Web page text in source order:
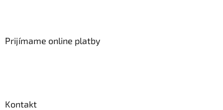
Prijímame online platby
Kontakt